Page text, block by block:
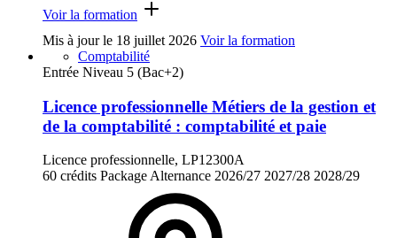
Voir la formation
Mis à jour le 18 juillet 2026 Voir la formation
Comptabilité
Entrée Niveau 5 (Bac+2)
Licence professionnelle Métiers de la gestion et
de la comptabilité : comptabilité et paie
Licence professionnelle, LP12300A
60 crédits PackageAlternance 2026/27 2027/28 2028/29